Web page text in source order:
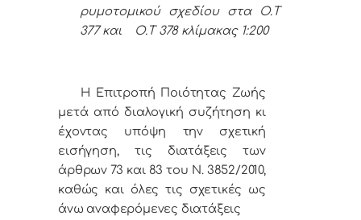
ρυμοτομικού σχεδίου στα Ο.Τ
377 και Ο.Τ 378 κλίμακας 1:200
Η Επιτροπή Ποιότητας Ζωής
μετά από διαλογική συζήτηση κι
έχοντας υπόψη την σχετική
εισήγηση, τις διατάξεις των
άρθρων 73 και 83 του Ν. 3852/2010,
καθώς και όλες τις σχετικές ως
άνω αναφερόμενες διατάξεις